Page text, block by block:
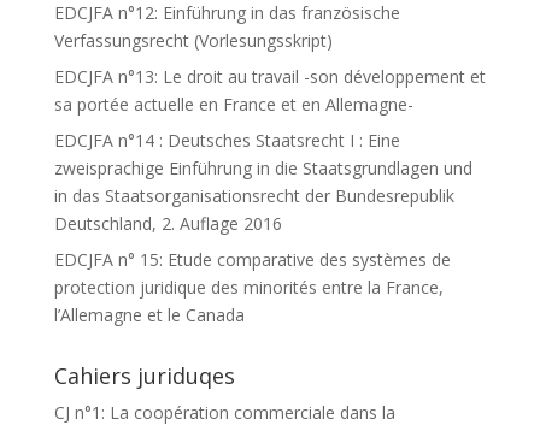
EDCJFA n°12: Einführung in das französische
Verfassungsrecht (Vorlesungsskript)
EDCJFA n°13: Le droit au travail -son développement et
sa portée actuelle en France et en Allemagne-
EDCJFA n°14 : Deutsches Staatsrecht I : Eine
zweisprachige Einführung in die Staatsgrundlagen und
in das Staatsorganisationsrecht der Bundesrepublik
Deutschland, 2. Auflage 2016
EDCJFA n° 15: Etude comparative des systèmes de
protection juridique des minorités entre la France,
l’Allemagne et le Canada
Cahiers juriduqes
CJ n°1: La coopération commerciale dans la